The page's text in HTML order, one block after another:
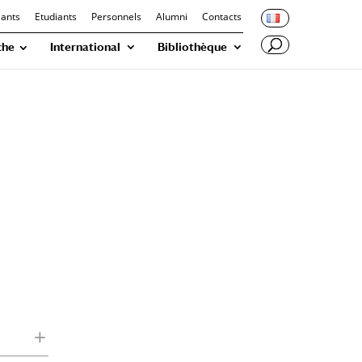
Etudiants Personnels Alumni Contacts
International Bibliothèque